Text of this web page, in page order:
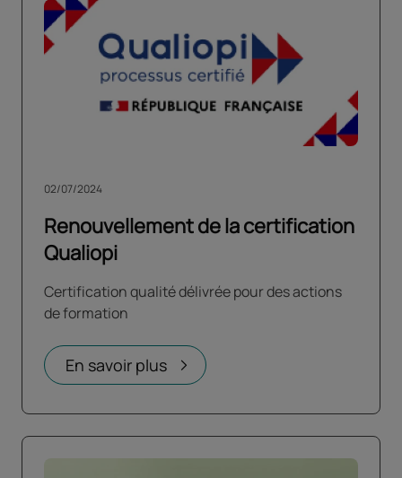
Renouvellement de la certification
Qualiopi
02/07/2024
Certification qualité délivrée pour des actions
de formation
En savoir plus